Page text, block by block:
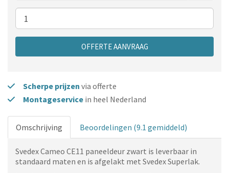
Aantal
OFFERTE AANVRAAG
Scherpe prijzen via offerte
Montageservice in heel Nederland
Omschrijving Beoordelingen (9.1 gemiddeld)
Svedex Cameo CE11 paneeldeur zwart is leverbaar in
standaard maten en is afgelakt met Svedex Superlak.